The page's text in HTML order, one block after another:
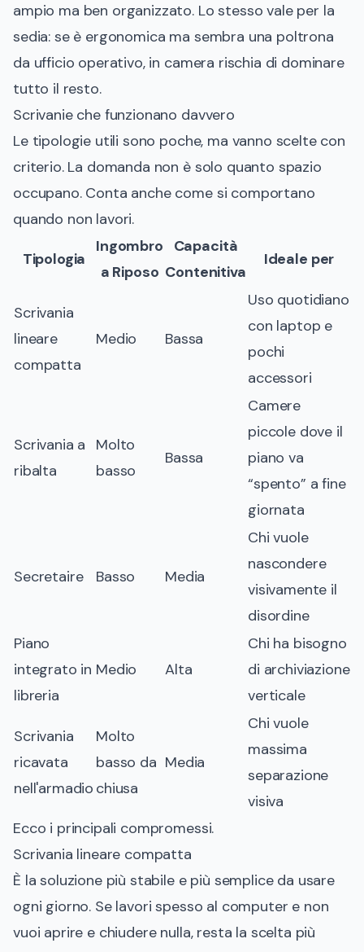
ampio ma ben organizzato. Lo stesso vale per la
sedia: se è ergonomica ma sembra una poltrona
da ufficio operativo, in camera rischia di dominare
tutto il resto.
Scrivanie che funzionano davvero
Le tipologie utili sono poche, ma vanno scelte con
criterio. La domanda non è solo quanto spazio
occupano. Conta anche come si comportano
quando non lavori.
Tipologia
Ingombro
a Riposo
Capacità
Contenitiva
Ideale per
Scrivania
lineare
compatta
Medio Bassa
Uso quotidiano
con laptop e
pochi
accessori
Scrivania a
ribalta
Molto
basso
Bassa
Camere
piccole dove il
piano va
“spento” a fine
giornata
Secretaire Basso Media
Chi vuole
nascondere
visivamente il
disordine
Piano
integrato in
libreria
Medio Alta
Chi ha bisogno
di archiviazione
verticale
Scrivania
ricavata
nell'armadio
Molto
basso da
chiusa
Media
Chi vuole
massima
separazione
visiva
Ecco i principali compromessi.
Scrivania lineare compatta
È la soluzione più stabile e più semplice da usare
ogni giorno. Se lavori spesso al computer e non
vuoi aprire e chiudere nulla, resta la scelta più